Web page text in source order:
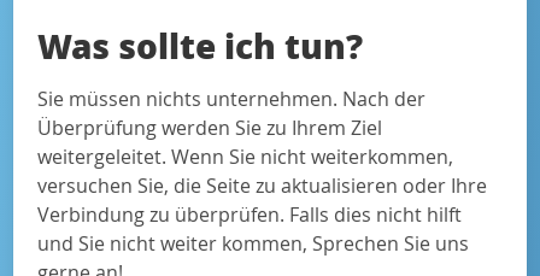
Was sollte ich tun?
Sie müssen nichts unternehmen. Nach der
Überprüfung werden Sie zu Ihrem Ziel
weitergeleitet. Wenn Sie nicht weiterkommen,
versuchen Sie, die Seite zu aktualisieren oder Ihre
Verbindung zu überprüfen. Falls dies nicht hilft
und Sie nicht weiter kommen, Sprechen Sie uns